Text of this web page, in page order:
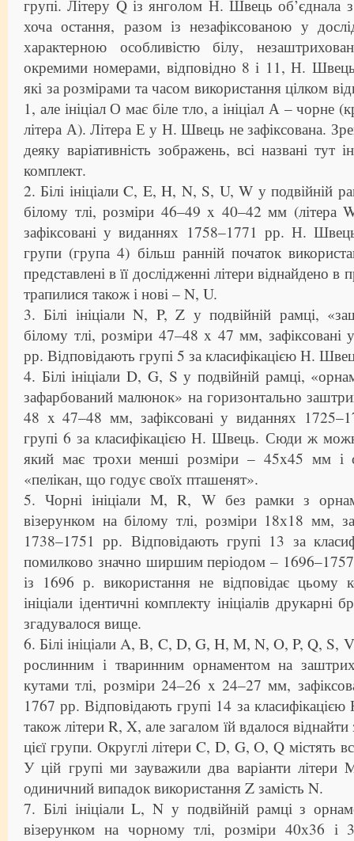
групі. Літеру Q із янголом Н. Швець об’єднала
хоча остання, разом із незафіксованою у
характерною особливістю білу,
окремими номерами, відповідно 8 і 11, Н.
які за розмірами та часом використання цілком
1, але ініціал О має біле тло, а ініціал А – чорне
літера А). Літера Е у Н. Швець не зафіксована.
деяку варіативність зображень, всі названі тут
комплект.
2. Білі ініціали C, E, H, N, S, U, W у подвійній
білому тлі, розміри 46–49 x 40–42 мм
зафіксовані у виданнях 1758–1771 рр. Н. Швець
групи (група 4) більш ранній початок
представлені в її дослідженні літери віднайдено
трапилися також і нові – N, U.
3. Білі ініціали N, P, Z у подвійній рамці,
білому тлі, розміри 47–48 x 47 мм, зафіксовані
рр. Відповідають групі 5 за класифікацією Н.
4. Білі ініціали D, G, S у подвійній рамці,
зафарбований малюнок» на горизонтально
48 x 47–48 мм, зафіксовані у виданнях
групі 6 за класифікацією Н. Швець. Сюди ж
який має трохи менші розміри – 45x45 мм і
«пелікан, що годує своїх пташенят».
5. Чорні ініціали M, R, W без рамки з
візерунком на білому тлі, розміри 18х18 мм,
1738–1751 рр. Відповідають групі 13 за
помилково значно ширшим періодом – 1696–1757
із 1696 р. використання не відповідає цьому
ініціали ідентичні комплекту ініціалів друкарні
згадувалося вище.
6. Білі ініціали A, B, C, D, G, H, M, N, O, P, Q, S,
рослинним і тваринним орнаментом на
кутами тлі, розміри 24–26 x 24–27 мм,
1767 рр. Відповідають групі 14 за
також літери R, X, але загалом їй вдалося віднайти
цієї групи. Округлі літери C, D, G, O, Q містять
У цій групі ми зауважили два варіанти літери
одиничний випадок використання Z замість N.
7. Білі ініціали L, N у подвійній рамці з
візерунком на чорному тлі, розміри 40х36 і